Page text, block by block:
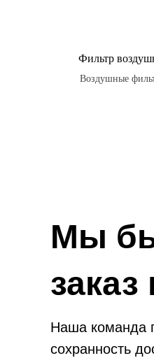
Фильтр
Воздушные
Мы
Наша команда
сохранность